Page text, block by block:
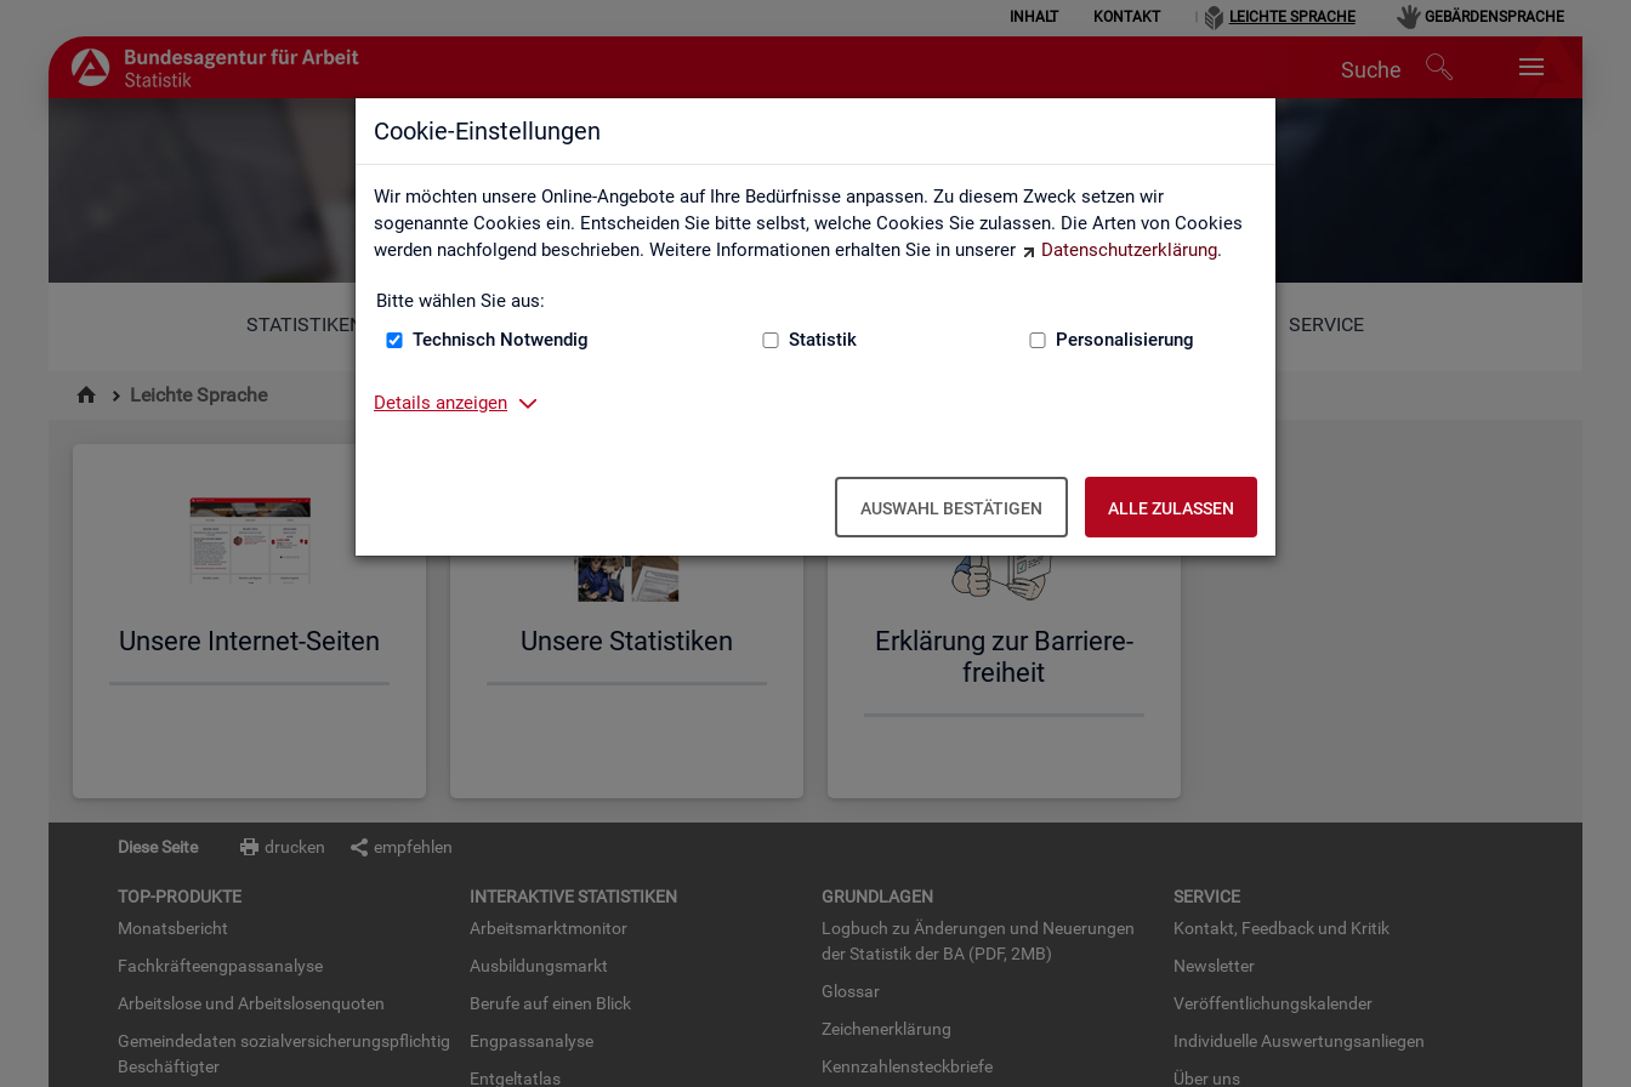
Cookie-Einstellungen
Wir möchten unsere Online-Angebote auf Ihre Bedürfnisse anpassen. Zu diesem Zweck setzen wir
sogenannte Cookies ein. Entscheiden Sie bitte selbst, welche Cookies Sie zulassen. Die Arten von Cookies
werden nachfolgend beschrieben. Weitere Informationen erhalten Sie in unserer
Datenschutzerklärung.
Bitte wählen Sie aus:
Technisch Notwendig
Statistik Personalisierung
Details anzeigen
AUSWAHL BESTÄTIGEN ALLE ZULASSEN
INHALT KONTAKT LEICHTE SPRACHE GEBÄRDENSPRACHE
Suche
Leichte Sprache
STATISTIKEN SERVICE
Leichte Sprache
Un­se­re In­ter­net-Sei­ten Un­se­re Sta­tis­ti­ken
Er­klä­rung zur Bar­rie­re­
frei­heit
Diese Seite drucken empfehlen
TOP-PRO­DUK­TE
Mo­nats­be­richt
Fach­kräf­te­eng­pass­ana­ly­se
Ar­beits­lo­se und Ar­beits­lo­sen­quo­ten
Ge­mein­de­da­ten so­zi­al­ver­si­che­rungs­pflich­tig
Be­schäf­tig­ter
IN­TER­AK­TI­VE STA­TIS­TI­KEN
Ar­beits­markt­mo­ni­tor
Aus­bil­dungs­markt
Be­ru­fe auf einen Blick
Eng­pass­ana­ly­se
Ent­gel­t­at­las
GRUND­LA­GEN
Log­buch zu Än­de­run­gen und Neue­run­gen
der Sta­tis­tik der BA (PDF, 2MB)
Glos­sar
Zei­chen­er­klä­rung
Kenn­zah­len­steck­brie­fe
SER­VICE
Kon­takt, Feed­back und Kri­tik
News­let­ter
Ver­öf­fent­li­chungs­ka­len­der
In­di­vi­du­el­le Aus­wer­tungs­an­lie­gen
Über uns